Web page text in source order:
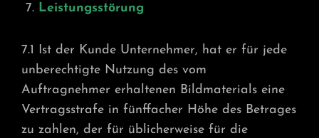
Leistungsstörung
7.1 Ist der Kunde Unternehmer, hat er für jede
unberechtigte Nutzung des vom
Auftragnehmer erhaltenen Bildmaterials eine
Vertragsstrafe in fünffacher Höhe des Betrages
zu zahlen, der für üblicherweise für die